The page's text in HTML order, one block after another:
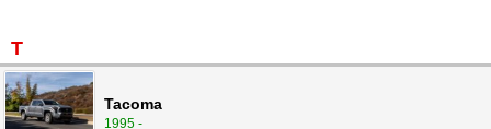
T
Tacoma
1995 -